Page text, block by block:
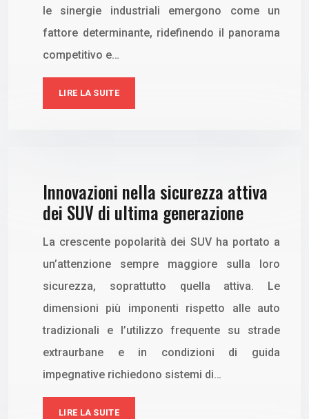
le sinergie industriali emergono come un
fattore determinante, ridefinendo il panorama
competitivo e…
LIRE LA SUITE
Innovazioni nella sicurezza attiva
dei SUV di ultima generazione
La crescente popolarità dei SUV ha portato a
un’attenzione sempre maggiore sulla loro
sicurezza, soprattutto quella attiva. Le
dimensioni più imponenti rispetto alle auto
tradizionali e l’utilizzo frequente su strade
extraurbane e in condizioni di guida
impegnative richiedono sistemi di…
LIRE LA SUITE